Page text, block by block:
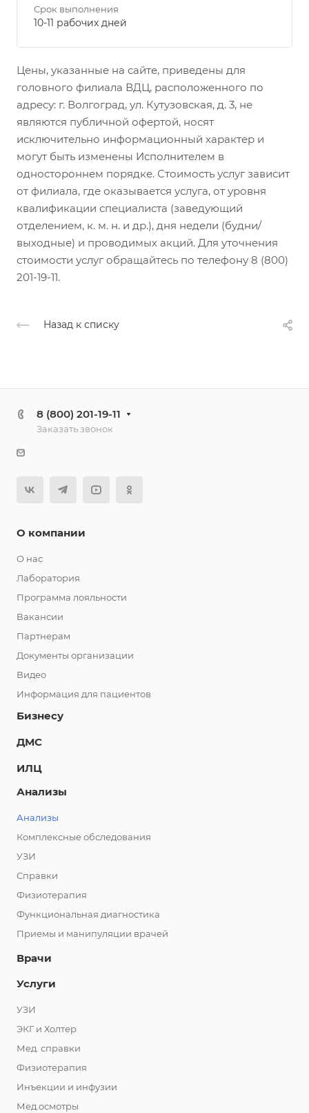
Срок выполнения
10-11 рабочих дней
Цены, указанные на сайте, приведены для
головного филиала ВДЦ, расположенного по
адресу: г. Волгоград, ул. Кутузовская, д. 3, не
являются публичной офертой, носят
исключительно информационный характер и
могут быть изменены Исполнителем в
одностороннем порядке. Стоимость услуг зависит
от филиала, где оказывается услуга, от уровня
квалификации специалиста (заведующий
отделением, к. м. н. и др.), дня недели (будни/
выходные) и проводимых акций. Для уточнения
стоимости услуг обращайтесь по телефону 8 (800)
201-19-11.
Назад к списку
8 (800) 201-19-11
Заказать звонок
О компании
О нас
Лаборатория
Программа лояльности
Вакансии
Партнерам
Документы организации
Видео
Информация для пациентов
Бизнесу
ДМС
ИЛЦ
Анализы
Анализы
Комплексные обследования
УЗИ
Справки
Физиотерапия
Функциональная диагностика
Приемы и манипуляции врачей
Врачи
Услуги
УЗИ
ЭКГ и Холтер
Мед. справки
Физиотерапия
Инъекции и инфузии
Мед.осмотры